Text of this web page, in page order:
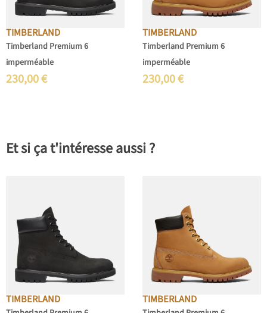
TIMBERLAND
Timberland Premium 6
imperméable
230,00€
TIMBERLAND
Timberland Premium 6
imperméable
230,00€
Et si ça t'intéresse aussi ?
TIMBERLAND TIMBERLAND